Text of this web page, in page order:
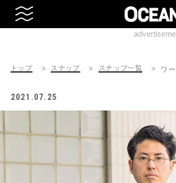
トップ スナップ スナップ一覧 ワ
2021.07.25